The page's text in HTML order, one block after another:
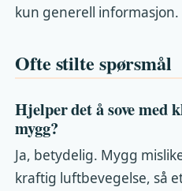
kun generell informasjon.
Ofte stilte spørsmål
Hjelper det å sove med
mygg?
Ja, betydelig. Mygg
kraftig luftbevegelse, så